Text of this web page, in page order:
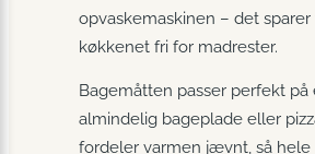
opvaskemaskinen – det
køkkenet fri for madrester.
Bagemåtten passer perfekt på
almindelig bageplade eller
fordeler varmen jævnt, så hele